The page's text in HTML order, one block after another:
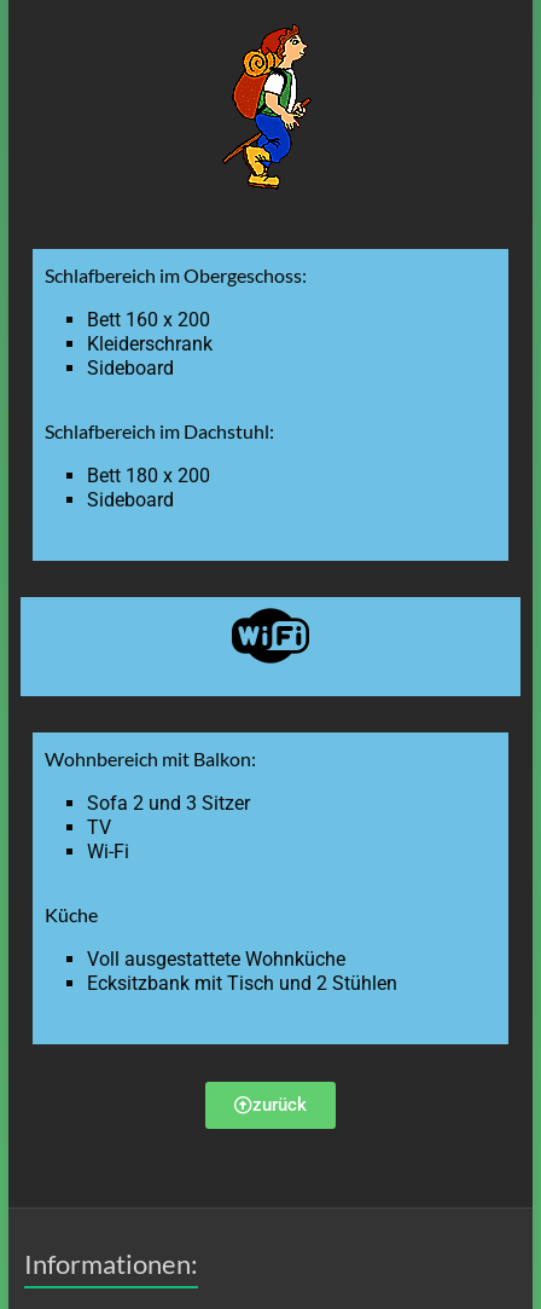
Schlafbereich im Obergeschoss:
Bett 160 x 200
Kleiderschrank
Sideboard
Schlafbereich im Dachstuhl:
Bett 180 x 200
Sideboard
Wohnbereich mit Balkon:
Sofa 2 und 3 Sitzer
TV
Wi-Fi
Küche
Voll ausgestattete Wohnküche
Ecksitzbank mit Tisch und 2 Stühlen
zurück
Informationen: